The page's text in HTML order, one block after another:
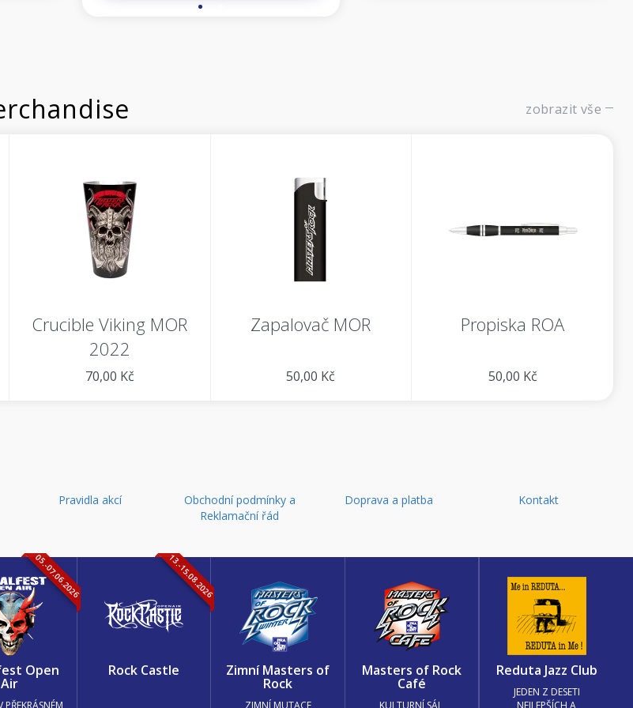
zobrazit vše
Crucible Viking MOR
2022
70,00 Kč
Zapalovač MOR
50,00 Kč
Propiska ROA
50,00 Kč
Pravidla akcí
Obchodní podmínky a
Reklamační řád
Doprava a platba Kontakt
05.-07.06.2026
Open
Air
PŘEKRÁSNÉM
13.-15.08.2026
Rock Castle Zimní Masters of
Rock
ZIMNÍ MUTACE
Masters of Rock
Café
KULTURNÍ SÁL,
Reduta Jazz Club
JEDEN Z DESETI
NEJLEPŠÍCH A